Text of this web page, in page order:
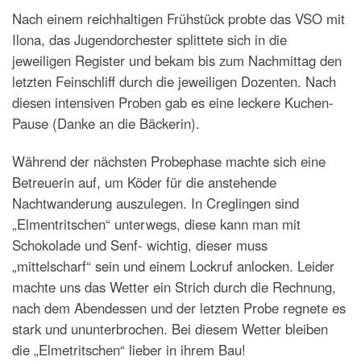
Nach einem reichhaltigen Frühstück probte das VSO mit
Ilona, das Jugendorchester splittete sich in die
jeweiligen Register und bekam bis zum Nachmittag den
letzten Feinschliff durch die jeweiligen Dozenten. Nach
diesen intensiven Proben gab es eine leckere Kuchen-
Pause (Danke an die Bäckerin).
Während der nächsten Probephase machte sich eine
Betreuerin auf, um Köder für die anstehende
Nachtwanderung auszulegen. In Creglingen sind
„Elmentritschen“ unterwegs, diese kann man mit
Schokolade und Senf- wichtig, dieser muss
„mittelscharf“ sein und einem Lockruf anlocken. Leider
machte uns das Wetter ein Strich durch die Rechnung,
nach dem Abendessen und der letzten Probe regnete es
stark und ununterbrochen. Bei diesem Wetter bleiben
die „Elmetritschen“ lieber in ihrem Bau!